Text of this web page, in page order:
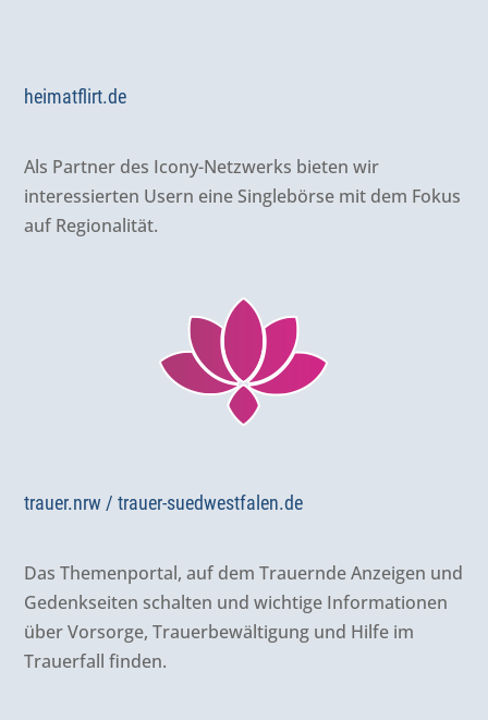
heimatflirt.de
Als Partner des Icony-Netzwerks bieten wir
interessierten Usern eine Singlebörse mit dem Fokus
auf Regionalität.
trauer.nrw / trauer-suedwestfalen.de
Das Themenportal, auf dem Trauernde Anzeigen und
Gedenkseiten schalten und wichtige Informationen
über Vorsorge, Trauerbewältigung und Hilfe im
Trauerfall finden.